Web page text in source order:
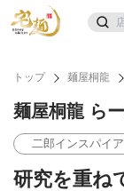
トップ 麺屋桐龍
麺屋桐龍 ら
二郎インスパイア
研究を重ね